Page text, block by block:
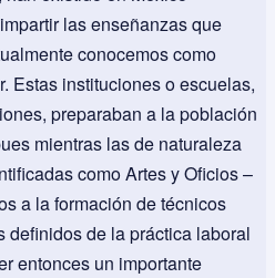
las enseñanzas que
conocemos como
Estas instituciones o escuelas,
preparaban a la población
mientras las de naturaleza
como Artes y Oficios –
a la formación de técnicos
definidos de la práctica laboral
entonces un importante